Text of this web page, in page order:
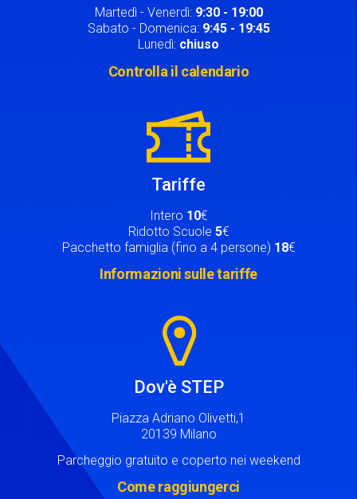
Martedì - Venerdì: 9:30 - 19:00
Sabato - Domenica: 9:45 - 19:45
Lunedì: chiuso
Controlla il calendario
Tariffe
Intero 10€
Ridotto Scuole 5€
Pacchetto famiglia (fino a 4 persone) 18€
Informazioni sulle tariffe
Dov'è STEP
Piazza Adriano Olivetti,1
20139 Milano
Parcheggio gratuito e coperto nei weekend
Come raggiungerci